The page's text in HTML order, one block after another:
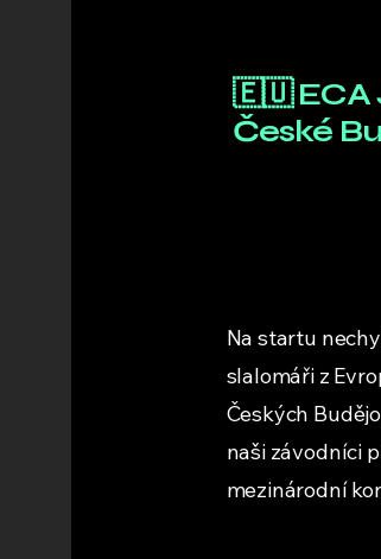
🇪🇺 ECA
České
Na startu
slalomáři z
Českých
naši závodníci
mezinárodní